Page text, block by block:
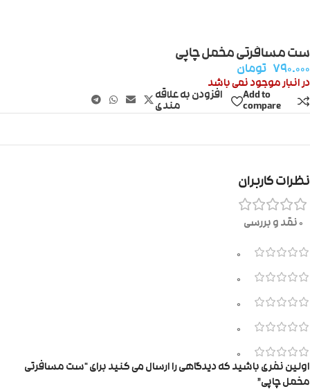
ست مسافرتی مخمل چاپی
۷۹۰.۰۰۰ تومان
در انبار موجود نمی باشد
Add to
compare
افزودن به علاقه
مندی
نظرات کاربران
0 نقد و بررسی
0
0
0
0
0
اولین نفری باشید که دیدگاهی را ارسال می کنید برای “ست مسافرتی
مخمل چاپی”